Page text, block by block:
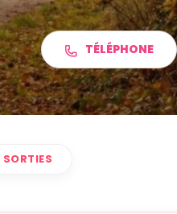
TÉLÉPHONE
SORTIES